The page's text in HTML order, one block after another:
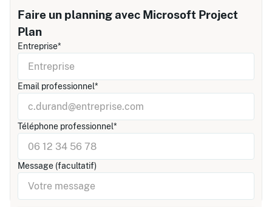
Faire un planning avec Microsoft Project
Plan
Entreprise*
Email professionnel*
Téléphone professionnel*
Message (facultatif)